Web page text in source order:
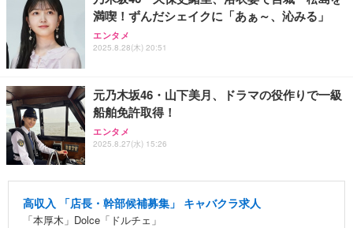
満喫！ずんだシェイクに「あぁ～、沁みる」
エンタメ
2025.8.28(木) 20:51
元乃木坂46・山下美月、ドラマの役作りで一級
船舶免許取得！
エンタメ
2025.8.27(水) 15:26
高収入 「店長・幹部候補募集」 キャバクラ求人
「本厚木」Dolce「ドルチェ」